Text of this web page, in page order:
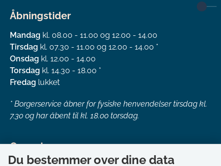
Åbningstider
Mandag kl. 08.00 - 11.00 og 12.00 - 14.00
Tirsdag kl. 07.30 - 11.00 og 12.00 - 14.00 *
Onsdag kl. 12.00 - 14.00
Torsdag kl. 14.30 - 18.00 *
Fredag lukket
* Borgerservice åbner for fysiske henvendelser tirsdag kl.
7.30 og har åbent til kl. 18.00 torsdag.
Genveje
Du bestemmer over dine data